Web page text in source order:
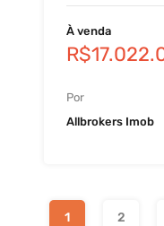
À venda
Por
Allbrokers Imob
1 2